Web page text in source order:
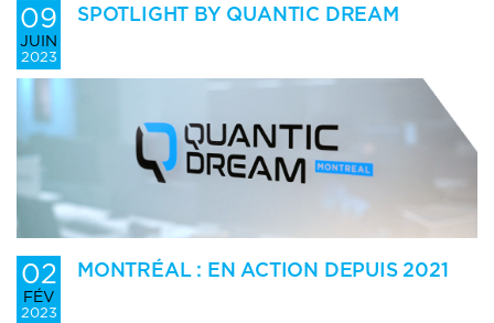
09
JUIN
2023
SPOTLIGHT BY QUANTIC DREAM
02
FÉV
2023
MONTRÉAL : EN ACTION DEPUIS 2021